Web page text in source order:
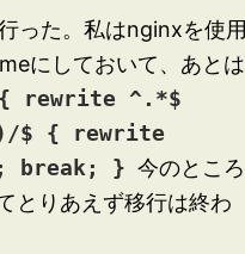
った。私はnginxを使用
にしておいて、あとは
rewrite ^.*$
$ { rewrite
break; } 今のところ
とりあえず移行は終わ